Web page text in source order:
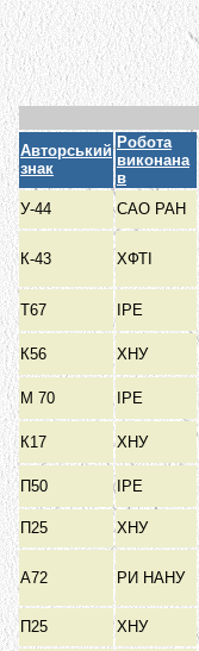
Авторський
знак
Робота
виконана
в
У-44 САО РАН
К-43 ХФТІ
Т67
ІРЕ
К56
ХНУ
М 70
ІРЕ
К17
ХНУ
П50
ІРЕ
П25
ХНУ
А72 РИ НАНУ
П25
ХНУ